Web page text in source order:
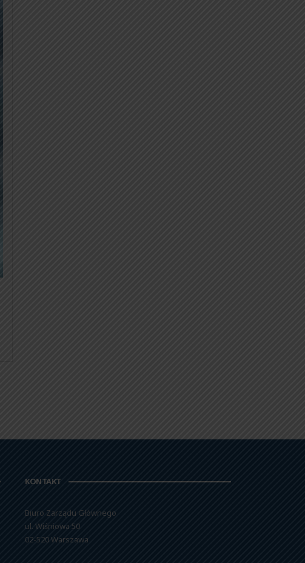
KONTAKT
Biuro Zarządu Głównego
ul. Wiśniowa 50
02-520 Warszawa